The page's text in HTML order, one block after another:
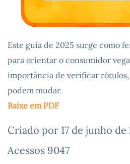
Este guia de 2025 surge como
para orientar o consumidor
importância de verificar rótulos,
podem mudar.
Baixe em PDF
Criado por 17 de junho de
Acessos 9047